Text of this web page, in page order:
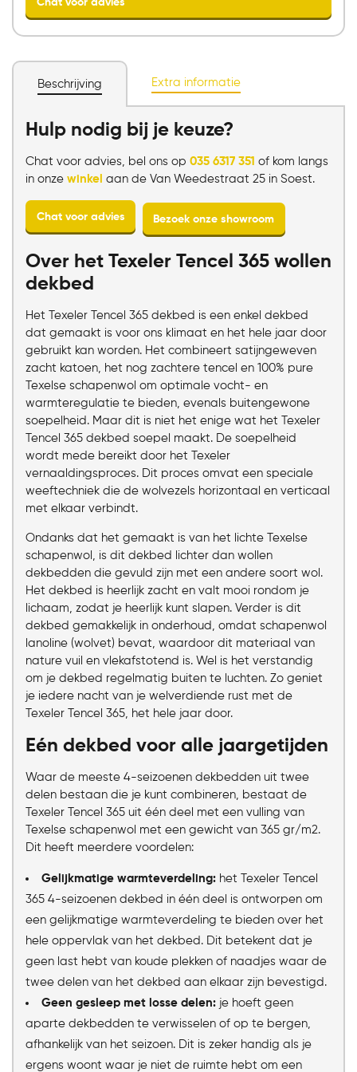
Chat voor advies
Beschrijving Extra informatie
Hulp nodig bij je keuze?
Chat voor advies, bel ons op 035 6317 351 of kom langs
in onze winkel aan de Van Weedestraat 25 in Soest.
Chat voor advies Bezoek onze showroom
Over het Texeler Tencel 365 wollen
dekbed
Het Texeler Tencel 365 dekbed is een enkel dekbed
dat gemaakt is voor ons klimaat en het hele jaar door
gebruikt kan worden. Het combineert satijngeweven
zacht katoen, het nog zachtere tencel en 100% pure
Texelse schapenwol om optimale vocht- en
warmteregulatie te bieden, evenals buitengewone
soepelheid. Maar dit is niet het enige wat het Texeler
Tencel 365 dekbed soepel maakt. De soepelheid
wordt mede bereikt door het Texeler
vernaaldingsproces. Dit proces omvat een speciale
weeftechniek die de wolvezels horizontaal en verticaal
met elkaar verbindt.
Ondanks dat het gemaakt is van het lichte Texelse
schapenwol, is dit dekbed lichter dan wollen
dekbedden die gevuld zijn met een andere soort wol.
Het dekbed is heerlijk zacht en valt mooi rondom je
lichaam, zodat je heerlijk kunt slapen. Verder is dit
dekbed gemakkelijk in onderhoud, omdat schapenwol
lanoline (wolvet) bevat, waardoor dit materiaal van
nature vuil en vlekafstotend is. Wel is het verstandig
om je dekbed regelmatig buiten te luchten. Zo geniet
je iedere nacht van je welverdiende rust met de
Texeler Tencel 365, het hele jaar door.
Eén dekbed voor alle jaargetijden
Waar de meeste 4-seizoenen dekbedden uit twee
delen bestaan die je kunt combineren, bestaat de
Texeler Tencel 365 uit één deel met een vulling van
Texelse schapenwol met een gewicht van 365 gr/m2.
Dit heeft meerdere voordelen:
Gelijkmatige warmteverdeling: het Texeler Tencel
365 4-seizoenen dekbed in één deel is ontworpen om
een gelijkmatige warmteverdeling te bieden over het
hele oppervlak van het dekbed. Dit betekent dat je
geen last hebt van koude plekken of naadjes waar de
twee delen van het dekbed aan elkaar zijn bevestigd.
Geen gesleep met losse delen: je hoeft geen
aparte dekbedden te verwisselen of op te bergen,
afhankelijk van het seizoen. Dit is zeker handig als je
ergens woont waar je niet de ruimte hebt om een